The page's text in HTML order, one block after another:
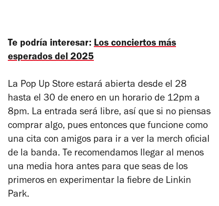
Te podría interesar: Los conciertos más
esperados del 2025
La Pop Up Store estará abierta desde el 28
hasta el 30 de enero en un horario de 12pm a
8pm. La entrada será libre, así que si no piensas
comprar algo, pues entonces que funcione como
una cita con amigos para ir a ver la merch oficial
de la banda. Te recomendamos llegar al menos
una media hora antes para que seas de los
primeros en experimentar la fiebre de Linkin
Park.